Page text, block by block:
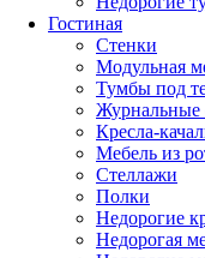
Гостиная
Стенки
Модульная
Тумбы под
Журнальные
Кресла-
Мебель из
Стеллажи
Полки
Недорогие
Недорогая